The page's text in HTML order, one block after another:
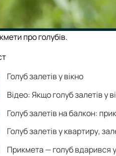
про голубів.
Голуб залетів у вікно
Відео: Якщо голуб залетів у
Голуб залетів на балкон:
Голуб залетів у квартиру,
Прикмета — голуб вдарився у